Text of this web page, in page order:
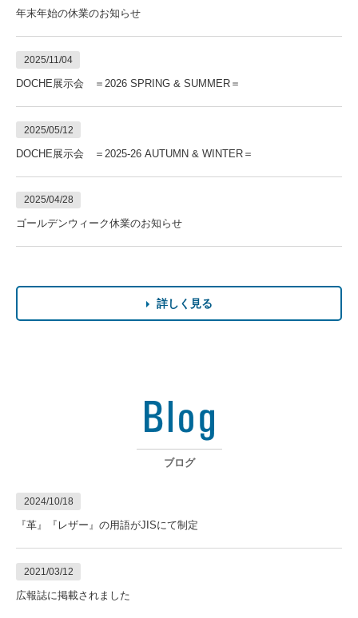
年末年始の休業のお知らせ
2025/11/04
DOCHE展示会 ＝2026 SPRING & SUMMER＝
2025/05/12
DOCHE展示会 ＝2025-26 AUTUMN & WINTER＝
2025/04/28
ゴールデンウィーク休業のお知らせ
詳しく見る
ブログ
2024/10/18
『革』『レザー』の用語がJISにて制定
2021/03/12
広報誌に掲載されました